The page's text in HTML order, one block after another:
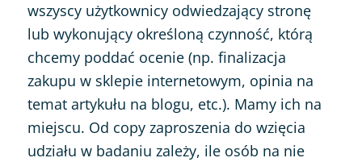
wszyscy użytkownicy odwiedzający stronę
lub wykonujący określoną czynność, którą
chcemy poddać ocenie (np. finalizacja
zakupu w sklepie internetowym, opinia na
temat artykułu na blogu, etc.). Mamy ich na
miejscu. Od copy zaproszenia do wzięcia
udziału w badaniu zależy, ile osób na nie